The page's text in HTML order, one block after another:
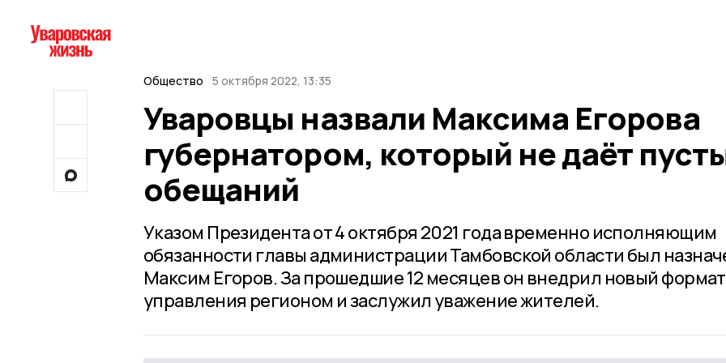
Общество 5 октября 2022, 13:35
Уваровцы назвали Максима Егорова
губернатором, который не даёт
обещаний
Указом Президента от 4 октября 2021 года временно исполняющим
обязанности главы администрации Тамбовской области был
Максим Егоров. За прошедшие 12 месяцев он внедрил новый формат
управления регионом и заслужил уважение жителей.